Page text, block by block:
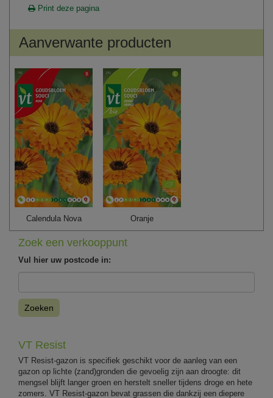
Print deze pagina
Aanverwante producten
Calendula Nova Oranje
Zoek een verkooppunt
Vul hier uw postcode in:
Zoeken
VT Resist
VT Resist-gazon is specifiek geschikt voor de aanleg van een
gazon op lichte (zand)gronden die gevoelig zijn aan droogte: dit
mengsel blijft langer groen en herstelt sneller tijdens droge en hete
zomers. VT Resist-gazon bevat grassen die dankzij een diepere